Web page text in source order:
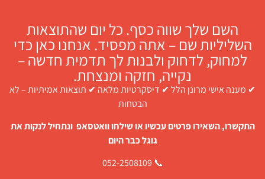
השם שלך שווה כסף. כל יום שהתוצאות
השליליות שם – אתה מפסיד. אנחנו כאן כדי
למחוק, לדחוק ולבנות לך תדמית חדשה –
נקייה, חזקה ומנצחת.
✔ מענה אישי מרונן הלל ✔ דיסקרטיות מלאה ✔ תוצאות אמיתיות – לא
הבטחות
התקשרו, השאירו פרטים עכשיו או שילחו וואטסאפ ונתחיל לנקות את
גוגל כבר היום
📞 052-2508109